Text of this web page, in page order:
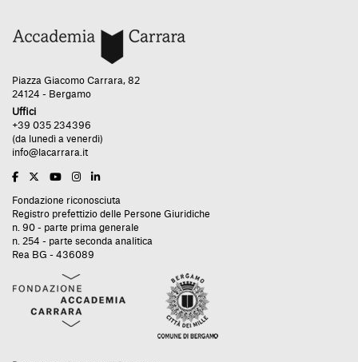
Piazza Giacomo Carrara, 82
24124 - Bergamo
Uffici
+39 035 234396
(da lunedì a venerdì)
info@lacarrara.it
Fondazione riconosciuta
Registro prefettizio delle Persone Giuridiche
n. 90 - parte prima generale
n. 254 - parte seconda analitica
Rea BG - 436089